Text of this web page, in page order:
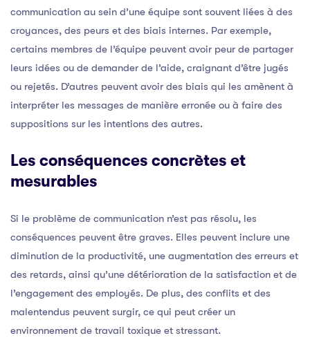
communication au sein d’une équipe sont souvent liées à des
croyances, des peurs et des biais internes. Par exemple,
certains membres de l’équipe peuvent avoir peur de partager
leurs idées ou de demander de l’aide, craignant d’être jugés
ou rejetés. D’autres peuvent avoir des biais qui les amènent à
interpréter les messages de manière erronée ou à faire des
suppositions sur les intentions des autres.
Les conséquences concrètes et
mesurables
Si le problème de communication n’est pas résolu, les
conséquences peuvent être graves. Elles peuvent inclure une
diminution de la productivité, une augmentation des erreurs et
des retards, ainsi qu’une détérioration de la satisfaction et de
l’engagement des employés. De plus, des conflits et des
malentendus peuvent surgir, ce qui peut créer un
environnement de travail toxique et stressant.